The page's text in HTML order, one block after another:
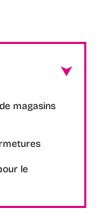
magasins
le